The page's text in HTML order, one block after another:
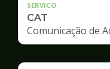
SERVICO
CAT
Comunicação de